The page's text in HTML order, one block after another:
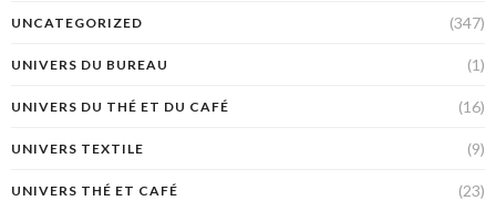
UNCATEGORIZED (347)
UNIVERS DU BUREAU (1)
UNIVERS DU THÉ ET DU CAFÉ (16)
UNIVERS TEXTILE (9)
UNIVERS THÉ ET CAFÉ (23)